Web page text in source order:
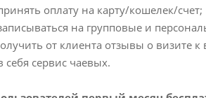
оплату на карту/кошелек/счет;
на групповые и
от клиента отзывы о визите к
сервис чаевых.